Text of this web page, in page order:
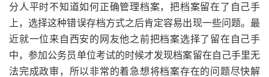
分人平时不知道如何正确管理档案，把档案留在了自己手
上，选择这种错误存档方式之后肯定容易出现一些问题。最
近就一位来自西安的网友他之前把档案选择了留在自己手
中，参加公务员单位考试的时候才发现档案留在自己手里无
法完成政审，所以非常的着急想将档案存在的问题尽快解